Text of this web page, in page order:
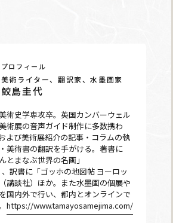
プロフィール
美術ライター、翻訳家、水墨画家
鮫島圭代
術史学専攻卒。英国カンバーウェル
術展の音声ガイド制作に多数携わ
よび美術展紹介の記事・コラムの執
美術書の翻訳を手がける。著書に
とまなぶ世界の名画」
、訳書に「ゴッホの地図帖 ヨーロッ
講談社）ほか。また水墨画の個展や
国内外で行い、都内とオンラインで
https://www.tamayosamejima.com/